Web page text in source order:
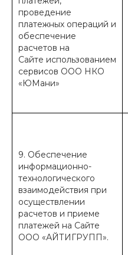
проведение
платежных операций и
обеспечение
расчетов на
Сайте использованием
сервисов ООО НКО
«ЮМани»
9. Обеспечение
информационно-
технологического
взаимодействия при
осуществлении
расчетов и приеме
платежей на Сайте
ООО «АЙТИГРУПП».